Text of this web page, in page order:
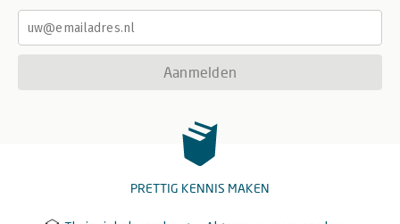
Aanmelden
PRETTIG KENNIS MAKEN